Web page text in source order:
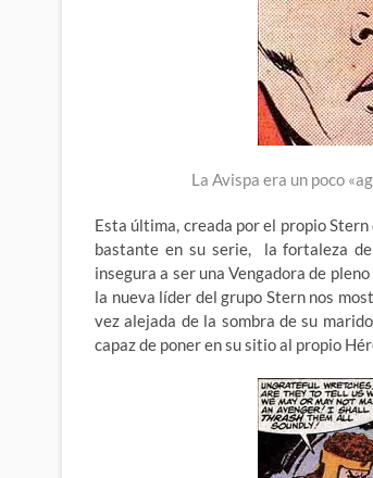
La Avispa era un poco
Esta última, creada por el propio
bastante en su serie, la fortaleza
insegura a ser una Vengadora de
la nueva líder del grupo Stern nos
vez alejada de la sombra de su
capaz de poner en su sitio al propio